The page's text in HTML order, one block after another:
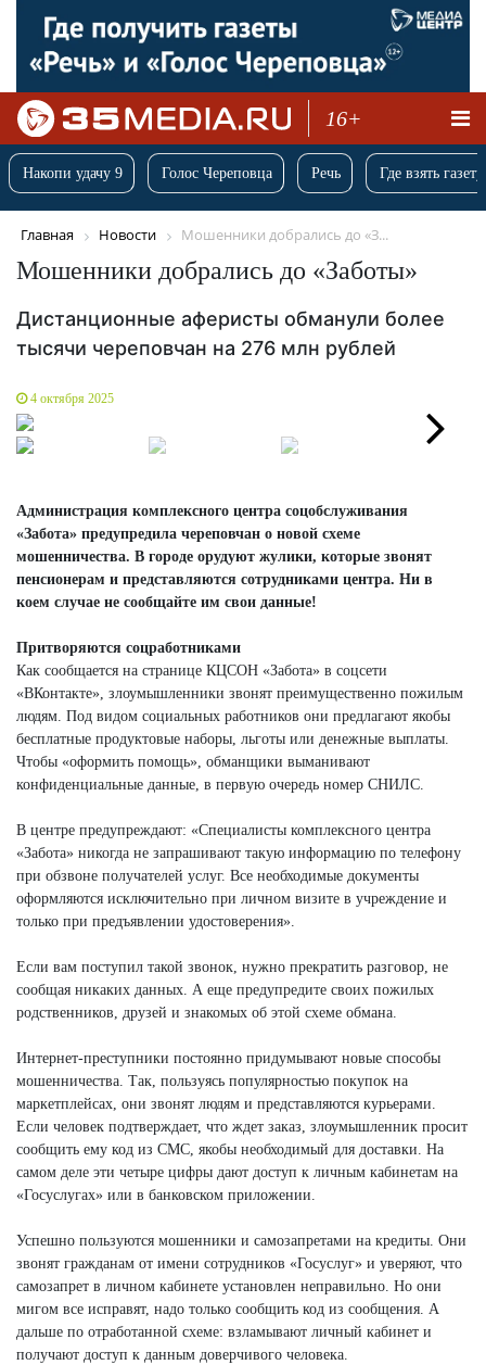
16+
Накопи удачу 9 Голос Череповца Речь Где взять
Главная Новости Мошенники добрались до «З...
Мошенники добрались до «Заботы»
Дистанционные аферисты обманули более
тысячи череповчан на 276 млн рублей
4 октября 2025
Администрация комплексного центра соцобслуживания
«Забота» предупредила череповчан о новой схеме
мошенничества. В городе орудуют жулики, которые звонят
пенсионерам и представляются сотрудниками центра. Ни в
коем случае не сообщайте им свои данные!
Притворяются соцработниками
Как сообщается на странице КЦСОН «Забота» в соцсети
«ВКонтакте», злоумышленники звонят преимущественно пожилым
людям. Под видом социальных работников они предлагают якобы
бесплатные продуктовые наборы, льготы или денежные выплаты.
Чтобы «оформить помощь», обманщики выманивают
конфиденциальные данные, в первую очередь номер СНИЛС.
В центре предупреждают: «Специалисты комплексного центра
«Забота» никогда не запрашивают такую информацию по телефону
при обзвоне получателей услуг. Все необходимые документы
оформляются исключительно при личном визите в учреждение и
только при предъявлении удостоверения».
Если вам поступил такой звонок, нужно прекратить разговор, не
сообщая никаких данных. А еще предупредите своих пожилых
родственников, друзей и знакомых об этой схеме обмана.
Интернет-преступники постоянно придумывают новые способы
мошенничества. Так, пользуясь популярностью покупок на
маркетплейсах, они звонят людям и представляются курьерами.
Если человек подтверждает, что ждет заказ, злоумышленник просит
сообщить ему код из СМС, якобы необходимый для доставки. На
самом деле эти четыре цифры дают доступ к личным кабинетам на
«Госуслугах» или в банковском приложении.
Успешно пользуются мошенники и самозапретами на кредиты. Они
звонят гражданам от имени сотрудников «Госуслуг» и уверяют, что
самозапрет в личном кабинете установлен неправильно. Но они
мигом все исправят, надо только сообщить код из сообщения. А
дальше по отработанной схеме: взламывают личный кабинет и
получают доступ к данным доверчивого человека.